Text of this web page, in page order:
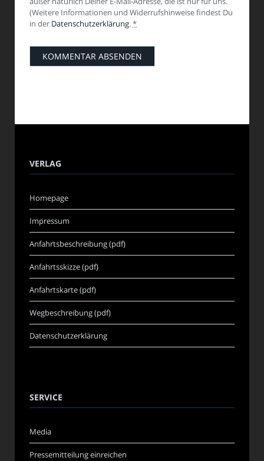
(Weitere Informationen und Widerrufshinweise findest Du
in der Datenschutzerklärung.*
VERLAG
Homepage
Impressum
Anfahrtsbeschreibung (pdf)
Anfahrtsskizze (pdf)
Anfahrtskarte (pdf)
Wegbeschreibung (pdf)
Datenschutzerklärung
SERVICE
Media
Pressemitteilung einreichen